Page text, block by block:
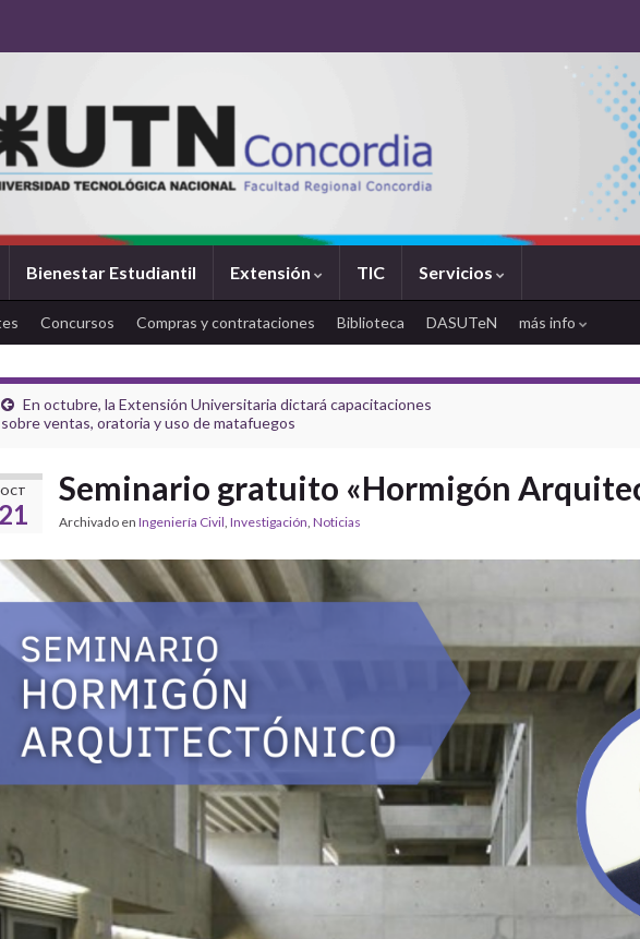
Bienestar Estudiantil Extensión TIC Servicios
Concursos Compras y contrataciones Biblioteca DASUTeN más info
En octubre, la Extensión Universitaria dictará capacitaciones
sobre ventas, oratoria y uso de matafuegos
OCT
21
Seminario gratuito «Hormigón
Archivado en Ingeniería Civil Investigación Noticias